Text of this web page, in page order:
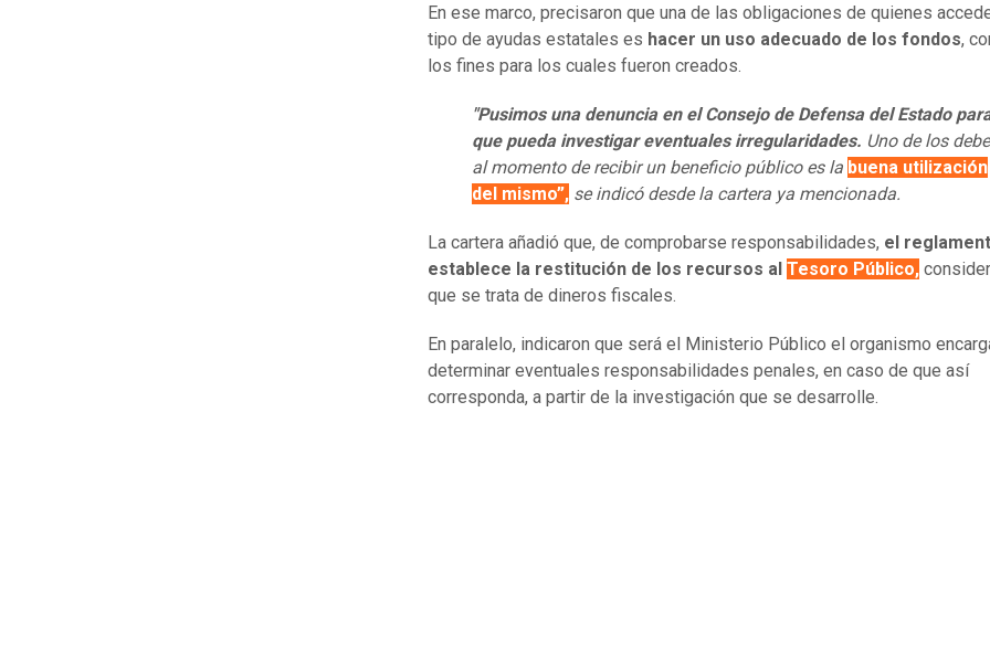
En ese marco, precisaron que una de las obligaciones de quienes
tipo de ayudas estatales es hacer un uso adecuado de los fondos,
los fines para los cuales fueron creados.
"Pusimos una denuncia en el Consejo de Defensa del Estado
que pueda investigar eventuales irregularidades. Uno de los
al momento de recibir un beneficio público es la buena utilización
del mismo”, se indicó desde la cartera ya mencionada.
La cartera añadió que, de comprobarse responsabilidades, el
establece la restitución de los recursos al Tesoro Público,
que se trata de dineros fiscales.
En paralelo, indicaron que será el Ministerio Público el organismo
determinar eventuales responsabilidades penales, en caso de que así
corresponda, a partir de la investigación que se desarrolle.